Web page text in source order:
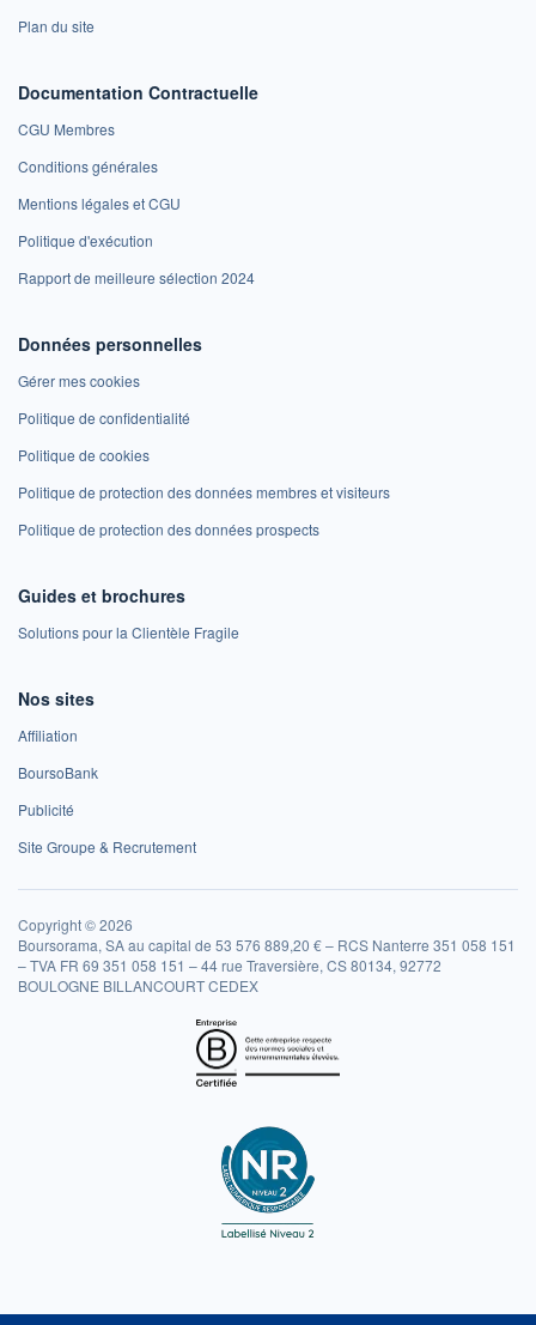
Plan du site
Documentation Contractuelle
CGU Membres
Conditions générales
Mentions légales et CGU
Politique d'exécution
Rapport de meilleure sélection 2024
Données personnelles
Gérer mes cookies
Politique de confidentialité
Politique de cookies
Politique de protection des données membres et visiteurs
Politique de protection des données prospects
Guides et brochures
Solutions pour la Clientèle Fragile
Nos sites
Affiliation
BoursoBank
Publicité
Site Groupe & Recrutement
Copyright © 2026
Boursorama, SA au capital de 53 576 889,20 € – RCS Nanterre 351 058 151
– TVA FR 69 351 058 151 – 44 rue Traversière, CS 80134, 92772
BOULOGNE BILLANCOURT CEDEX